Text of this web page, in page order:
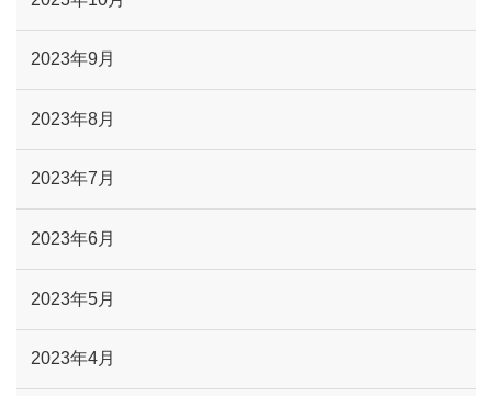
2023年9月
2023年8月
2023年7月
2023年6月
2023年5月
2023年4月